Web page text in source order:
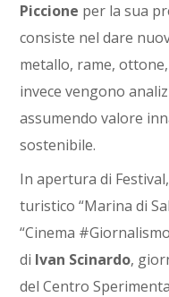
Piccione per la sua
consiste nel dare
metallo, rame,
invece vengono
assumendo valore
sostenibile.
In apertura di
turistico “Marina di
“Cinema
di Ivan Scinardo,
del Centro